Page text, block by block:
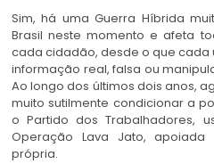
Sim, há uma Guerra Híbrida
Brasil neste momento e afeta
cada cidadão, desde o que cada
informação real, falsa ou
Ao longo dos últimos dois anos,
muito sutilmente condicionar a
o Partido dos Trabalhadores,
Operação Lava Jato,
própria.